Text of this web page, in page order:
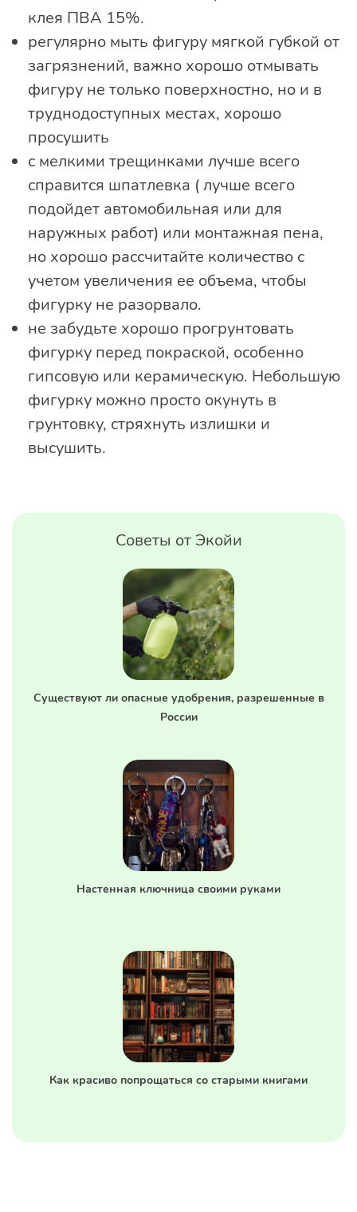
клея ПВА 15%.
регулярно мыть фигуру мягкой губкой от
загрязнений, важно хорошо отмывать
фигуру не только поверхностно, но и в
труднодоступных местах, хорошо
просушить
с мелкими трещинками лучше всего
справится шпатлевка ( лучше всего
подойдет автомобильная или для
наружных работ) или монтажная пена,
но хорошо рассчитайте количество с
учетом увеличения ее объема, чтобы
фигурку не разорвало.
не забудьте хорошо прогрунтовать
фигурку перед покраской, особенно
гипсовую или керамическую. Небольшую
фигурку можно просто окунуть в
грунтовку, стряхнуть излишки и
высушить.
Советы от Экойи
Существуют ли опасные удобрения, разрешенные в
России
Настенная ключница своими руками
Как красиво попрощаться со старыми книгами